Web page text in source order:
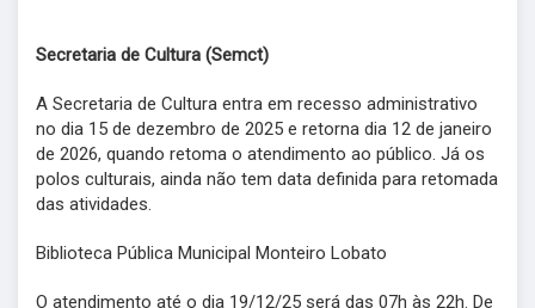
Secretaria de Cultura (Semct)
A Secretaria de Cultura entra em recesso administrativo
no dia 15 de dezembro de 2025 e retorna dia 12 de janeiro
de 2026, quando retoma o atendimento ao público. Já os
polos culturais, ainda não tem data definida para retomada
das atividades.
Biblioteca Pública Municipal Monteiro Lobato
O atendimento até o dia 19/12/25 será das 07h às 22h. De